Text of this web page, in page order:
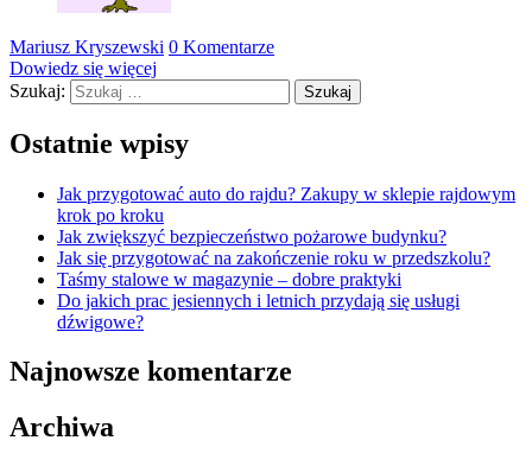
Mariusz Kryszewski 0 Komentarze
Dowiedz się więcej
Szukaj:
Ostatnie wpisy
Jak przygotować auto do rajdu? Zakupy w sklepie rajdowym
krok po kroku
Jak zwiększyć bezpieczeństwo pożarowe budynku?
Jak się przygotować na zakończenie roku w przedszkolu?
Taśmy stalowe w magazynie – dobre praktyki
Do jakich prac jesiennych i letnich przydają się usługi
dźwigowe?
Najnowsze komentarze
Archiwa